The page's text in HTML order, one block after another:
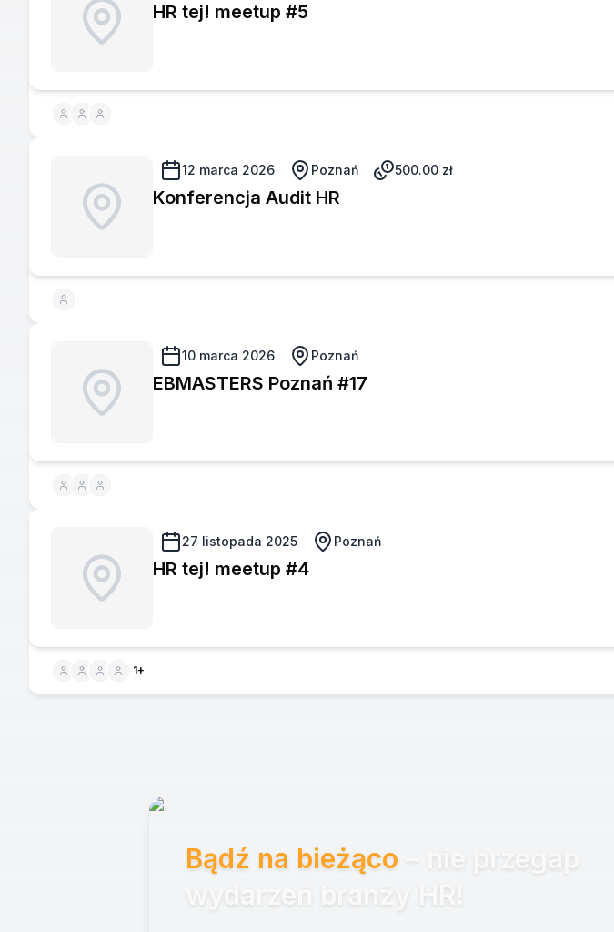
HR tej! meetup #5
12 marca 2026 Poznań 500.00 zł
Konferencja Audit HR
10 marca 2026 Poznań
EBMASTERS Poznań #17
27 listopada 2025 Poznań
HR tej! meetup #4
1+
Bądź na bieżąco
wydarzeń branży HR!